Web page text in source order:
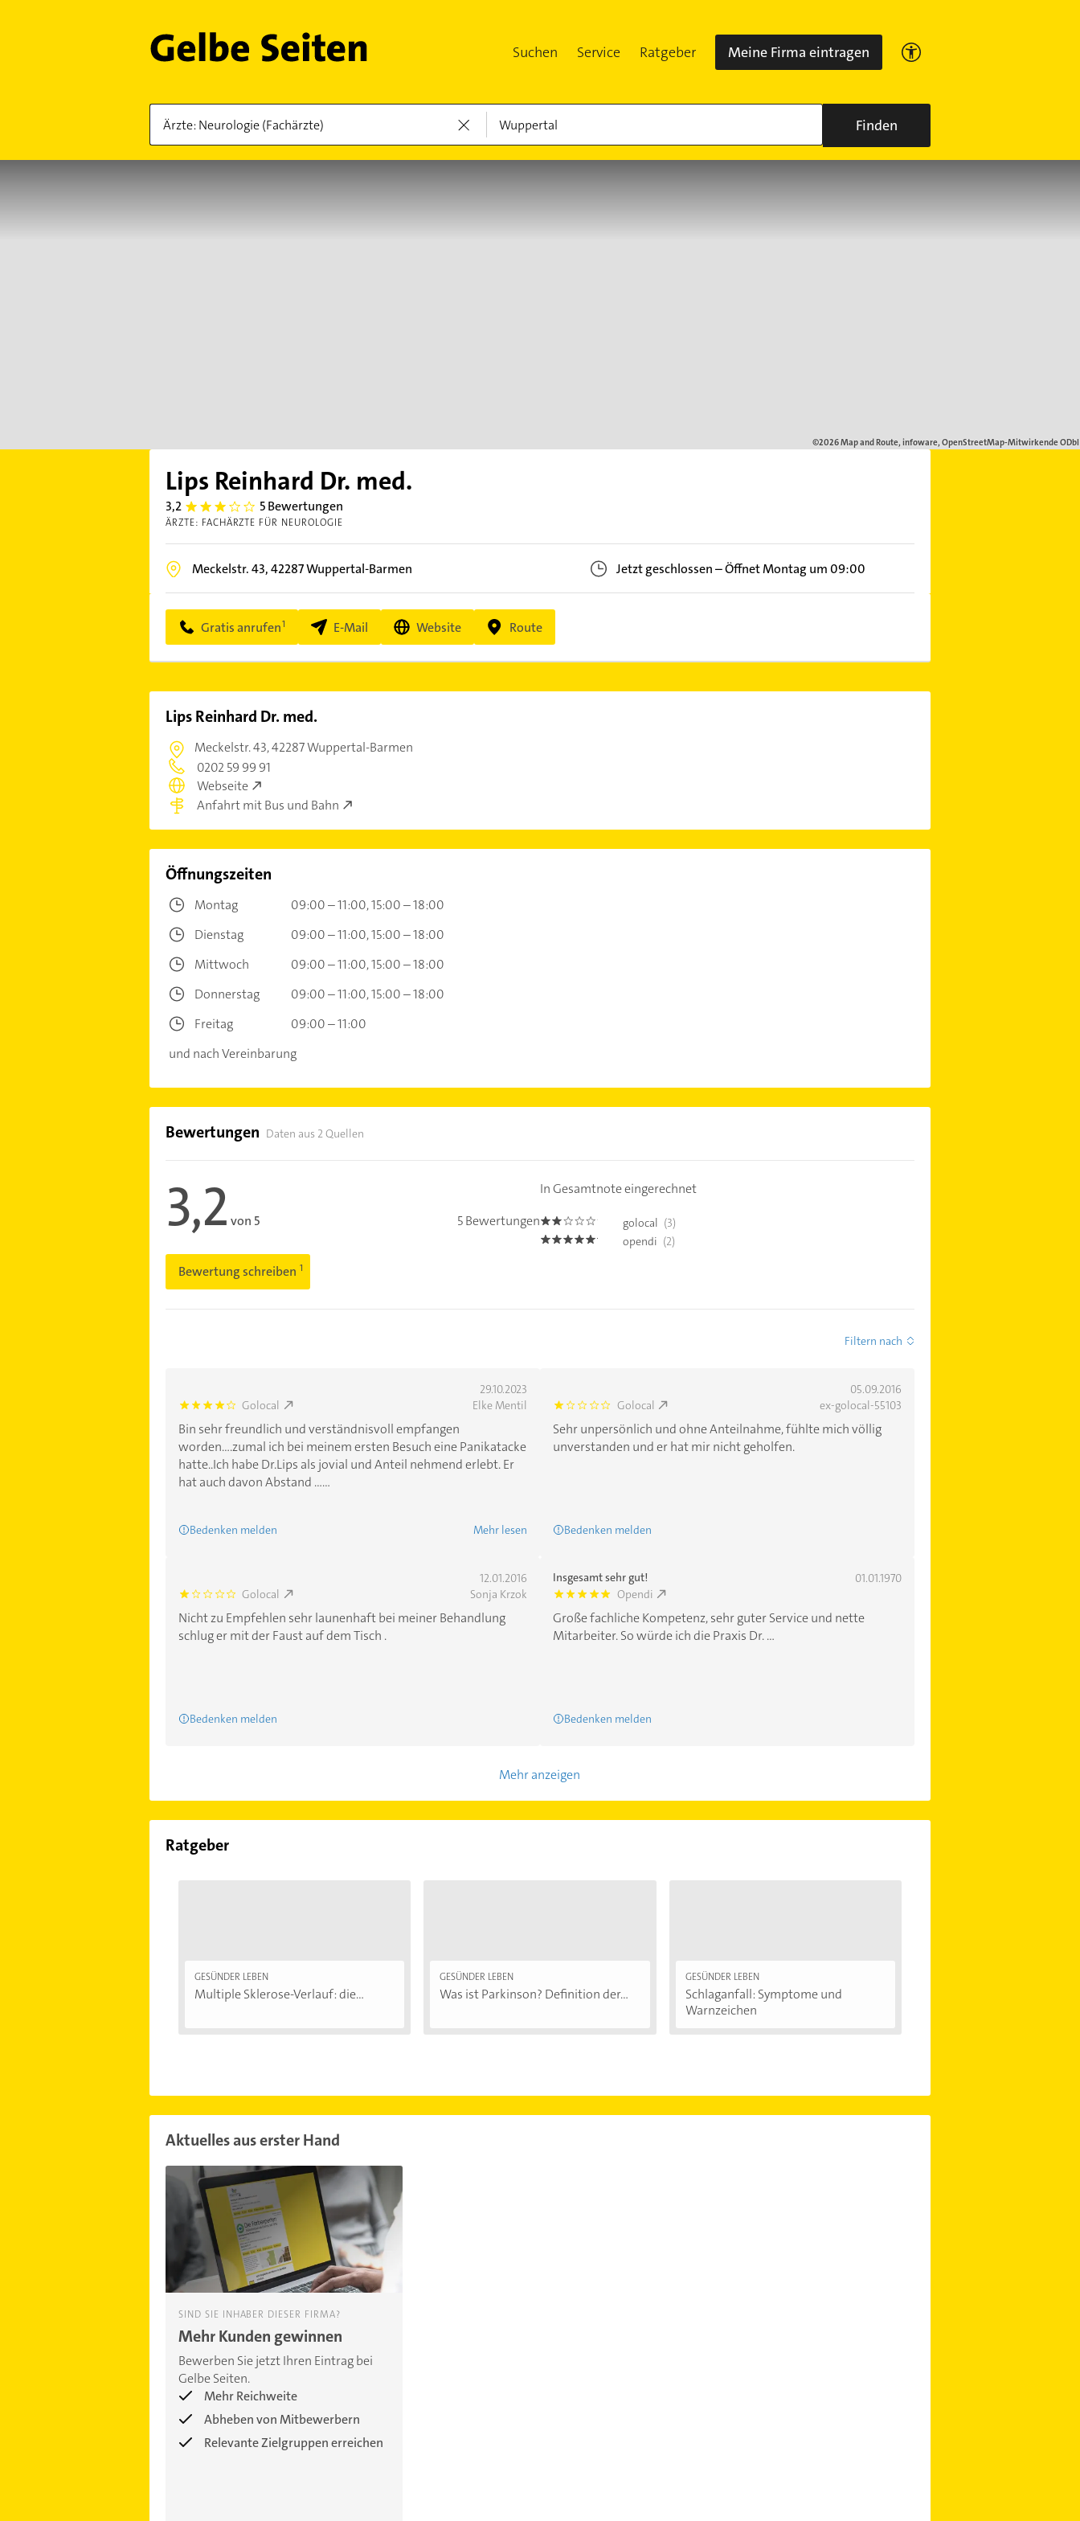
Suchen Service Ratgeber Meine Firma eintragen
Finden
Lips Reinhard Dr. med.
3,2 3.2 5 Bewertungen
ÄRZTE: FACHÄRZTE FÜR NEUROLOGIE
Meckelstr. 43,42287Wuppertal-Barmen Jetzt geschlossen–Öffnet Montag um 09:00
Gratis anrufen E-Mail Website Route
Lips Reinhard Dr. med.
Meckelstr. 43,42287 Wuppertal-Barmen
0202 59 99 91
Webseite
Anfahrt mit Bus und Bahn
Öffnungszeiten
Montag 09:00 – 11:00 15:00 – 18:00
Dienstag
09:00 – 11:00 15:00 – 18:00
Mittwoch
09:00 – 11:00 15:00 – 18:00
Donnerstag
09:00 – 11:00 15:00 – 18:00
Freitag
09:00 – 11:00
und nach Vereinbarung
Bewertungen Daten aus 2 Quellen
3,2 von 5 5 Bewertungen
Bewertung schreiben
In Gesamtnote eingerechnet
2.0 golocal (3)
5.0 opendi (2)
Filtern nach
29.10.2023
4.0 Golocal Elke Mentil
Bin sehr freundlich und verständnisvoll empfangen
worden....zumal ich bei meinem ersten Besuch eine Panikatacke
hatte..Ich habe Dr.Lips als jovial und Anteil nehmend erlebt. Er
hat auch davon Abstand ......
Bedenken melden Mehr lesen
05.09.2016
1.0 Golocal ex-golocal-55103
Sehr unpersönlich und ohne Anteilnahme, fühlte mich völlig
unverstanden und er hat mir nicht geholfen.
Bedenken melden
12.01.2016
1.0 Golocal Sonja Krzok
Nicht zu Empfehlen sehr launenhaft bei meiner Behandlung
schlug er mit der Faust auf dem Tisch .
Bedenken melden
Insgesamt sehr gut! 01.01.1970
5.0 Opendi
Große fachliche Kompetenz, sehr guter Service und nette
Mitarbeiter. So würde ich die Praxis Dr. ...
Bedenken melden
Mehr anzeigen
Ratgeber
GESÜNDER LEBEN
Multiple Sklerose-Verlauf: die...
GESÜNDER LEBEN
Was ist Parkinson? Definition der...
GESÜNDER LEBEN
Schlaganfall: Symptome und
Warnzeichen
Aktuelles aus erster Hand
SIND SIE INHABER DIESER FIRMA?
Mehr Kunden gewinnen
Bewerben Sie jetzt Ihren Eintrag bei
Gelbe Seiten.
Mehr Reichweite
Abheben von Mitbewerbern
Relevante Zielgruppen erreichen